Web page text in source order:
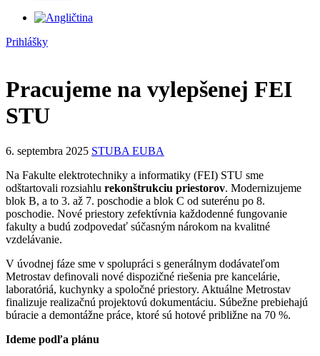
Prihlášky
Pracujeme na vylepšenej FEI
STU
6. septembra 2025 STUBA EUBA
Na Fakulte elektrotechniky a informatiky (FEI) STU sme
odštartovali rozsiahlu rekonštrukciu priestorov. Modernizujeme
blok B, a to 3. až 7. poschodie a blok C od suterénu po 8.
poschodie. Nové priestory zefektívnia každodenné fungovanie
fakulty a budú zodpovedať súčasným nárokom na kvalitné
vzdelávanie.
V úvodnej fáze sme v spolupráci s generálnym dodávateľom
Metrostav definovali nové dispozičné riešenia pre kancelárie,
laboratóriá, kuchynky a spoločné priestory. Aktuálne Metrostav
finalizuje realizačnú projektovú dokumentáciu. Súbežne prebiehajú
búracie a demontážne práce, ktoré sú hotové približne na 70 %.
Ideme podľa plánu